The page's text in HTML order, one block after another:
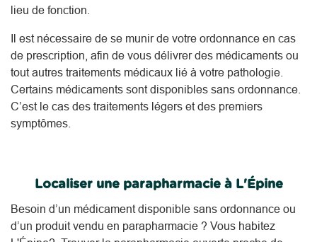
lieu de fonction.
Il est nécessaire de se munir de votre ordonnance en cas
de prescription, afin de vous délivrer des médicaments ou
tout autres traitements médicaux lié à votre pathologie.
Certains médicaments sont disponibles sans ordonnance.
C’est le cas des traitements légers et des premiers
symptômes.
Localiser une parapharmacie à L'Épine
Besoin d’un médicament disponible sans ordonnance ou
d’un produit vendu en parapharmacie ? Vous habitez